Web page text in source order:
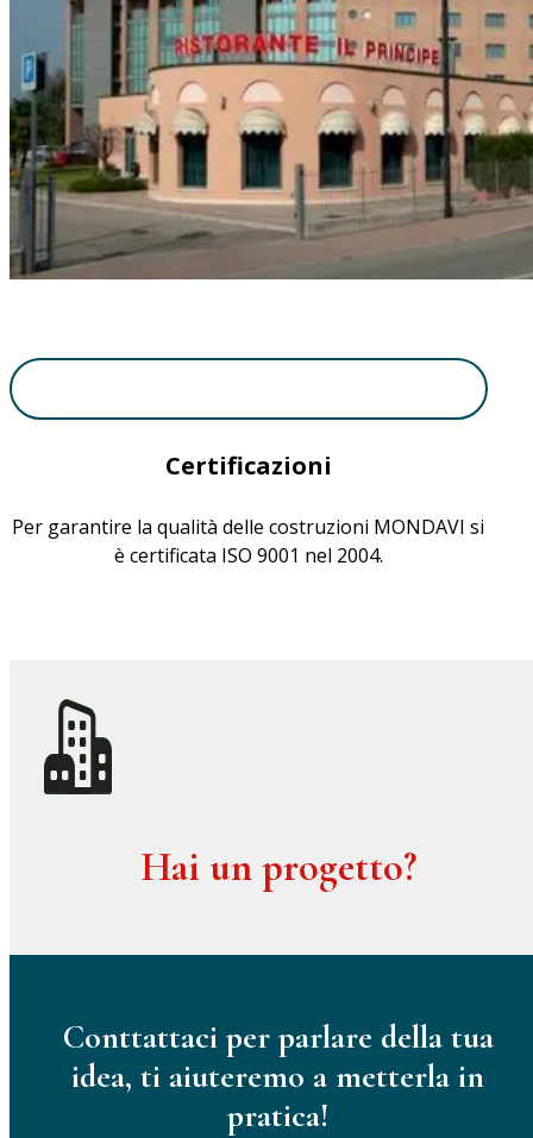
Certificazioni
Per garantire la qualità delle costruzioni MONDAVI si
è certificata ISO 9001 nel 2004.
Hai un progetto?
Conttattaci per parlare della tua
idea, ti aiuteremo a metterla in
pratica!